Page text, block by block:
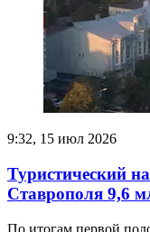
9:32, 15 июл 2026
Туристический
Ставрополя 9,6
По итогам первой